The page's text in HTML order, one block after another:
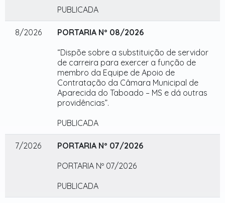
PUBLICADA
8/2026
PORTARIA Nº 08/2026
“Dispõe sobre a substituição de servidor
de carreira para exercer a função de
membro da Equipe de Apoio de
Contratação da Câmara Municipal de
Aparecida do Taboado – MS e dá outras
providências”.
PUBLICADA
7/2026
PORTARIA Nº 07/2026
PORTARIA Nº 07/2026
PUBLICADA